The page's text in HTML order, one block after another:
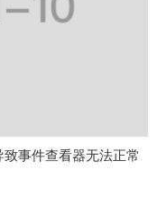
事件查看器无法正常